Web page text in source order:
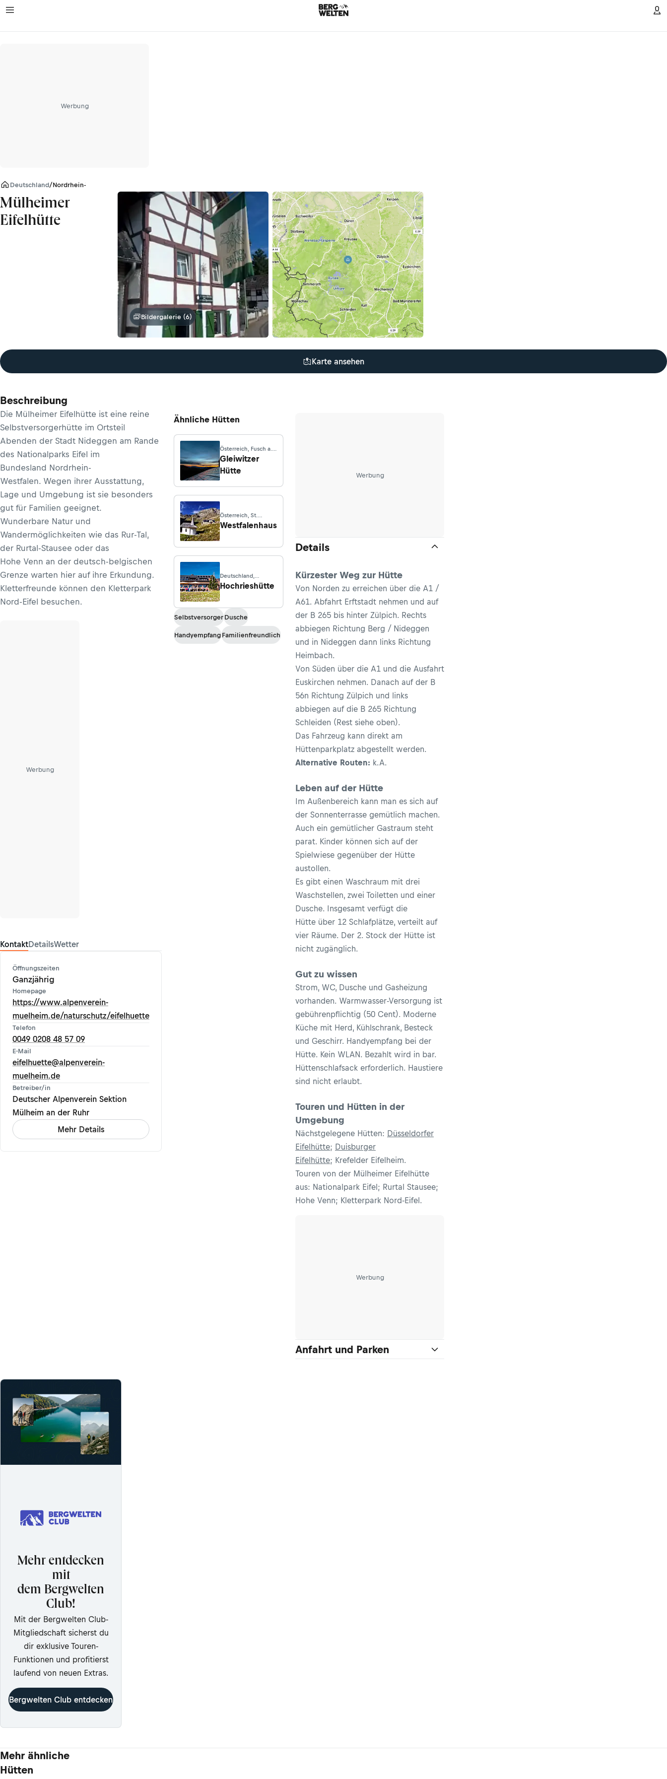
Werbung
Deutschland/Nordrhein-Westfalen
Mülheimer
Eifelhütte
Bildergalerie (6)
Karte ansehen
Beschreibung
Die Mülheimer Eifelhütte ist eine reine
Selbstversorgerhütte im Ortsteil
Abenden der Stadt Nideggen am Rande
des Nationalparks Eifel im
Bundesland Nordrhein-
Westfalen. Wegen ihrer Ausstattung,
Lage und Umgebung ist sie besonders
gut für Familien geeignet.
Wunderbare Natur und
Wandermöglichkeiten wie das Rur-Tal,
der Rurtal-Stausee oder das
Hohe Venn an der deutsch-belgischen
Grenze warten hier auf ihre Erkundung.
Kletterfreunde können den Kletterpark
Nord-Eifel besuchen.
Werbung
KontaktDetailsWetter
Öffnungszeiten
Ganzjährig
Homepage
https://www.alpenverein-
muelheim.de/naturschutz/eifelhuette
Telefon
0049 0208 48 57 09
E-Mail
eifelhuette@alpenverein-
muelheim.de
Betreiber/in
Deutscher Alpenverein Sektion
Mülheim an der Ruhr
Mehr Details
Ähnliche Hütten
Österreich, Fusch a.
d.
Großglocknerstraße
Gleiwitzer
Hütte
Österreich, St.
Sigmund im Sellrain
Westfalenhaus
Deutschland,
Samerberg
Hochrieshütte
Selbstversorger Dusche
Handyempfang Familienfreundlich
Werbung
Details
Kürzester Weg zur Hütte
Von Norden zu erreichen über die A1 /
A61. Abfahrt Erftstadt nehmen und auf
der B 265 bis hinter Zülpich. Rechts
abbiegen Richtung Berg / Nideggen
und in Nideggen dann links Richtung
Heimbach.
Von Süden über die A1 und die Ausfahrt
Euskirchen nehmen. Danach auf der B
56n Richtung Zülpich und links
abbiegen auf die B 265 Richtung
Schleiden (Rest siehe oben).
Das Fahrzeug kann direkt am
Hüttenparkplatz abgestellt werden.
Alternative Routen: k.A.
Leben auf der Hütte
Im Außenbereich kann man es sich auf
der Sonnenterrasse gemütlich machen.
Auch ein gemütlicher Gastraum steht
parat. Kinder können sich auf der
Spielwiese gegenüber der Hütte
austollen.
Es gibt einen Waschraum mit drei
Waschstellen, zwei Toiletten und einer
Dusche. Insgesamt verfügt die
Hütte über 12 Schlafplätze, verteilt auf
vier Räume. Der 2. Stock der Hütte ist
nicht zugänglich.
Gut zu wissen
Strom, WC, Dusche und Gasheizung
vorhanden. Warmwasser-Versorgung ist
gebührenpflichtig (50 Cent). Moderne
Küche mit Herd, Kühlschrank, Besteck
und Geschirr. Handyempfang bei der
Hütte. Kein WLAN. Bezahlt wird in bar.
Hüttenschlafsack erforderlich. Haustiere
sind nicht erlaubt.
Touren und Hütten in der
Umgebung
Nächstgelegene Hütten: Düsseldorfer
Eifelhütte; Duisburger
Eifelhütte; Krefelder Eifelheim.
Touren von der Mülheimer Eifelhütte
aus: Nationalpark Eifel; Rurtal Stausee;
Hohe Venn; Kletterpark Nord-Eifel.
Werbung
Anfahrt und Parken
Mehr entdecken
mit
dem Bergwelten
Club!
Mit der Bergwelten Club-
Mitgliedschaft sicherst du
dir exklusive Touren-
Funktionen und profitierst
laufend von neuen Extras.
Bergwelten Club entdecken
Mehr ähnliche
Hütten